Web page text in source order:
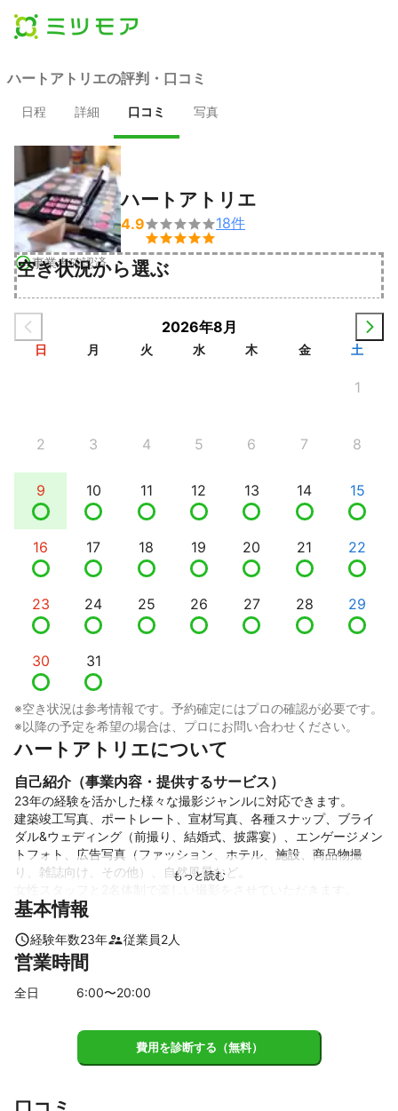
ハートアトリエの評判・口コミ
日程 詳細 口コミ 写真
事業者確認済
ハートアトリエ
4.9

18件
空き状況から選ぶ
2026年8月
日 月 火 水 木 金 土
1
2 3 4 5 6 7 8
9 10 11 12 13 14 15
16 17 18 19 20 21 22
23 24 25 26 27 28 29
30 31
※空き状況は参考情報です。予約確定にはプロの確認が必要です。
※以降の予定を希望の場合は、プロにお問い合わせください。
ハートアトリエについて
自己紹介（事業内容・提供するサービス）
23年の経験を活かした様々な撮影ジャンルに対応できます。
建築竣工写真、ポートレート、宣材写真、各種スナップ、ブライ
ダル&ウェディング（前撮り、結婚式、披露宴）、エンゲージメン
トフォト、広告写真（ファッション、ホテル、施設、商品物撮
り、雑誌向け、その他）、自然風景など。
これまでの実績
ン、テレビ局、番組制作会社、モデル事務所、工務店、各種雑誌
の記事や広告、ウェディング、その他。
アピールポイント
女性スタッフと2名体制で、明るい雰囲気でスムーズに撮影をさせ
個人のお客様からのご相談が多くなっております。
基本情報
経験年数23年 従業員2人
営業時間
全日 6:00〜20:00
費用を診断する（無料）